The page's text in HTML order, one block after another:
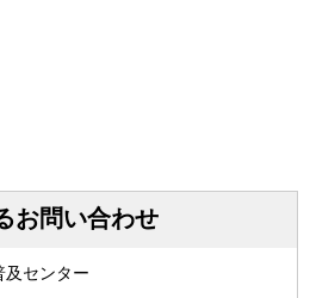
お問い合わせ
及センター